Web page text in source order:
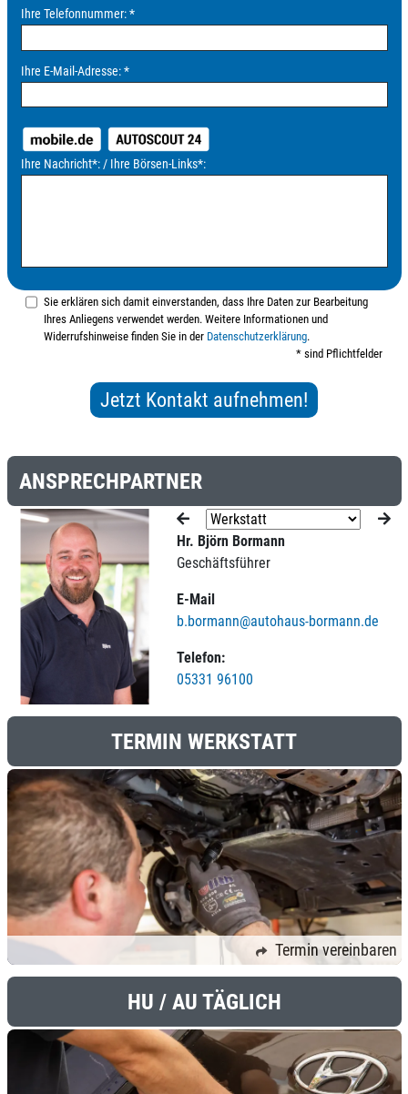
Ihre Telefonnummer:*
Ihre E-Mail-Adresse:*
Ihre Nachricht*: / Ihre Börsen-Links*:
Sie erklären sich damit einverstanden, dass Ihre Daten zur Bearbeitung
Ihres Anliegens verwendet werden. Weitere Informationen und
Widerrufshinweise finden Sie in der Datenschutzerklärung.
* sind Pflichtfelder
ANSPRECHPARTNER
Hr. Björn Bormann
Geschäftsführer
E-Mail
b.bormann@autohaus-bormann.de
Telefon:
05331 96100
TERMIN WERKSTATT
Termin vereinbaren
HU / AU TÄGLICH